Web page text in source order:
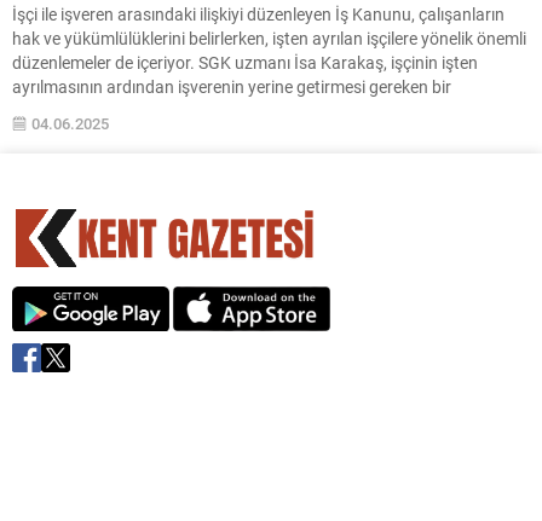
İşçi ile işveren arasındaki ilişkiyi düzenleyen İş Kanunu, çalışanların
hak ve yükümlülüklerini belirlerken, işten ayrılan işçilere yönelik önemli
düzenlemeler de içeriyor. SGK uzmanı İsa Karakaş, işçinin işten
ayrılmasının ardından işverenin yerine getirmesi gereken bir
04.06.2025